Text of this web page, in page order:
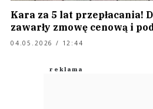
Kara za 5 lat przepłacania!
zawarły zmowę cenową i
04.05.2026 / 12:44